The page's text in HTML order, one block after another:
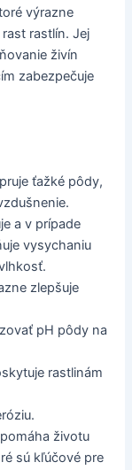
výrazne
rastlín. Jej
živín
zabezpečuje
ťažké pôdy,
a v prípade
vysychaniu
zlepšuje
pH pôdy na
rastlinám
životu
sú kľúčové pre